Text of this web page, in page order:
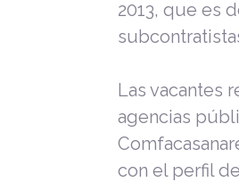
2013, que es
Las vacantes
agencias
con el perfil